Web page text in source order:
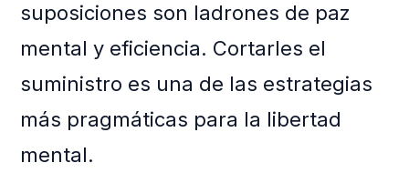
suposiciones son ladrones de paz
mental y eficiencia. Cortarles el
suministro es una de las estrategias
más pragmáticas para la libertad
mental.